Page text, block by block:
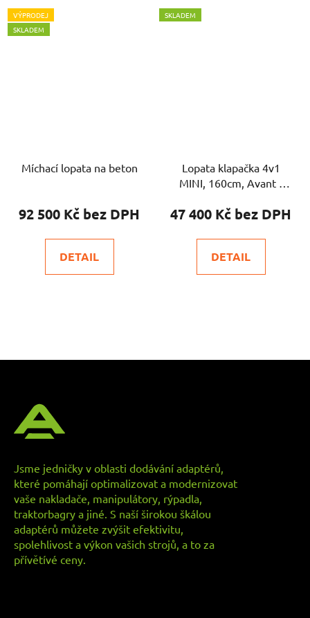
VÝPRODEJ
SKLADEM
Míchací lopata na beton
92 500 Kč
DETAIL
SKLADEM
Lopata klapačka 4v1
MINI, 160cm, Avant /
47 400 Kč
DETAIL
Jsme jedničky v oblasti dodávání adaptérů,
které pomáhají optimalizovat a modernizovat
vaše nakladače, manipulátory, rýpadla,
traktorbagry a jiné. S naší širokou škálou
adaptérů můžete zvýšit efektivitu,
spolehlivost a výkon vašich strojů, a to za
přívětívé ceny.